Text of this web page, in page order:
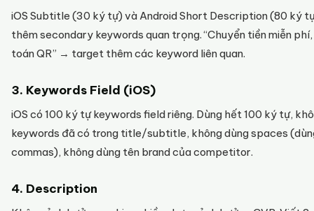
iOS Subtitle (30 ký tự) và Android Short Description (80 ký
thêm secondary keywords quan trọng. “Chuyển tiền miễn
toán QR” → target thêm các keyword liên quan.
3. Keywords Field (iOS)
iOS có 100 ký tự keywords field riêng. Dùng hết 100 ký tự,
keywords đã có trong title/subtitle, không dùng spaces
commas), không dùng tên brand của competitor.
4. Description